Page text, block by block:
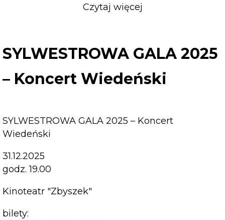
Czytaj więcej
2025
–
Koncert
Wiedeński
SYLWESTROWA GALA 2025
– Koncert Wiedeński
SYLWESTROWA GALA 2025 – Koncert
Wiedeński
31.12.2025
godz. 19.00
Kinoteatr "Zbyszek"
bilety: